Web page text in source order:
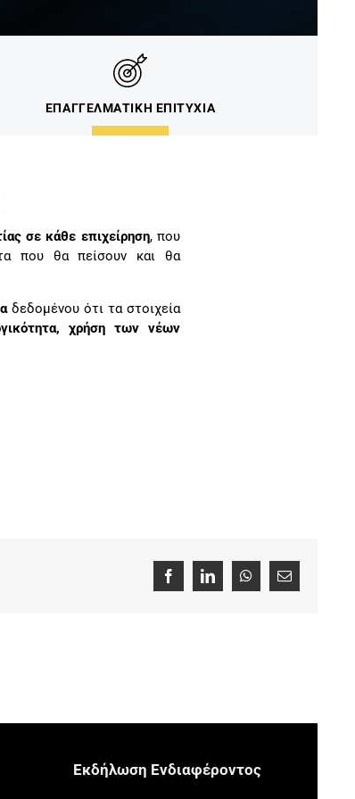
ΕΠΑΓΓΕΛΜΑΤΙΚΗ ΕΠΙΤΥΧΙΑ
σε κάθε επιχείρηση, που
που θα πείσουν και θα
δεδομένου ότι τα στοιχεία
χρήση των νέων
FacebookLinkedInWhatsApp
Email
Eκδήλωση Eνδιαφέροντος